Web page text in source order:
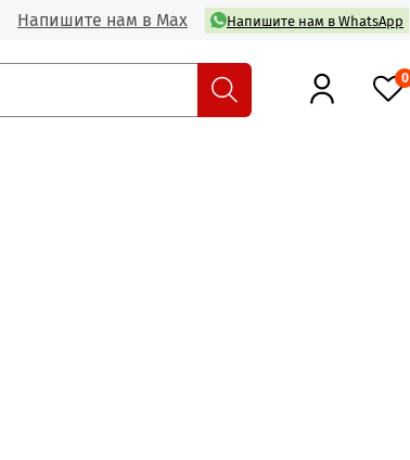
Напишите нам в Max Напишите нам в WhatsApp
0